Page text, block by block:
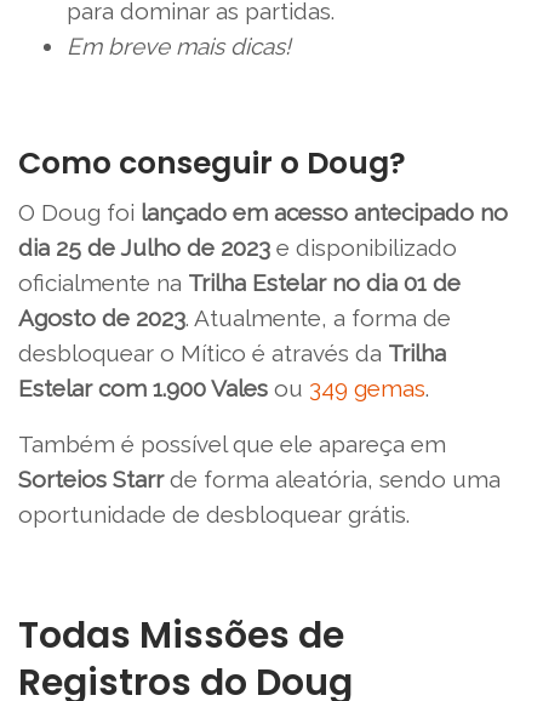
para dominar as partidas.
Em breve mais dicas!
Como conseguir o Doug?
O Doug foi lançado em acesso antecipado no
dia 25 de Julho de 2023 e disponibilizado
oficialmente na Trilha Estelar no dia 01 de
Agosto de 2023. Atualmente, a forma de
desbloquear o Mítico é através da Trilha
Estelar com 1.900 Vales ou 349 gemas.
Também é possível que ele apareça em
Sorteios Starrde forma aleatória, sendo uma
oportunidade de desbloquear grátis.
Todas Missões de
Registros do Doug